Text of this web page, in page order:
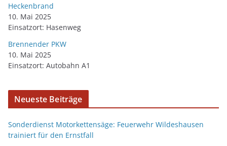
Heckenbrand
10. Mai 2025
Einsatzort: Hasenweg
Brennender PKW
10. Mai 2025
Einsatzort: Autobahn A1
Neueste Beiträge
Sonderdienst Motorkettensäge: Feuerwehr Wildeshausen
trainiert für den Ernstfall